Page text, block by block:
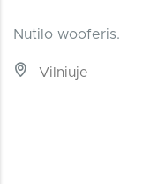
Nutilo wooferis.
Vilniuje